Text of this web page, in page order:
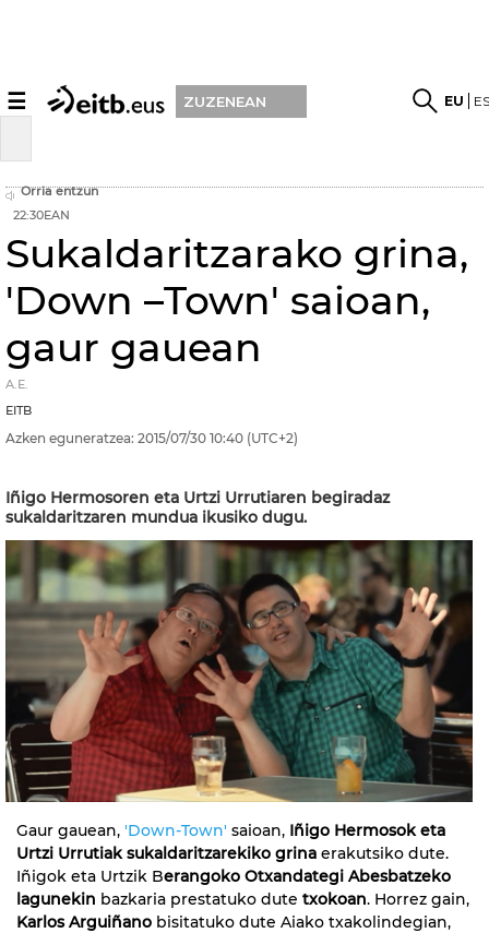
☰ ZUZENEAN EU
Orria entzun
22:30EAN
Sukaldaritzarako grina,
'Down –Town' saioan,
gaur gauean
A.E.
EITB
Azken eguneratzea: 2015/07/30 10:40 (UTC+2)
Iñigo Hermosoren eta Urtzi Urrutiaren begiradaz
sukaldaritzaren mundua ikusiko dugu.
Gaur gauean, 'Down-Town' saioan, Iñigo Hermosok eta
Urtzi Urrutiak sukaldaritzarekiko grina erakutsiko dute.
Iñigok eta Urtzik Berangoko Otxandategi Abesbatzeko
lagunekin bazkaria prestatuko dute txokoan. Horrez gain,
Karlos Arguiñano bisitatuko dute Aiako txakolindegian,